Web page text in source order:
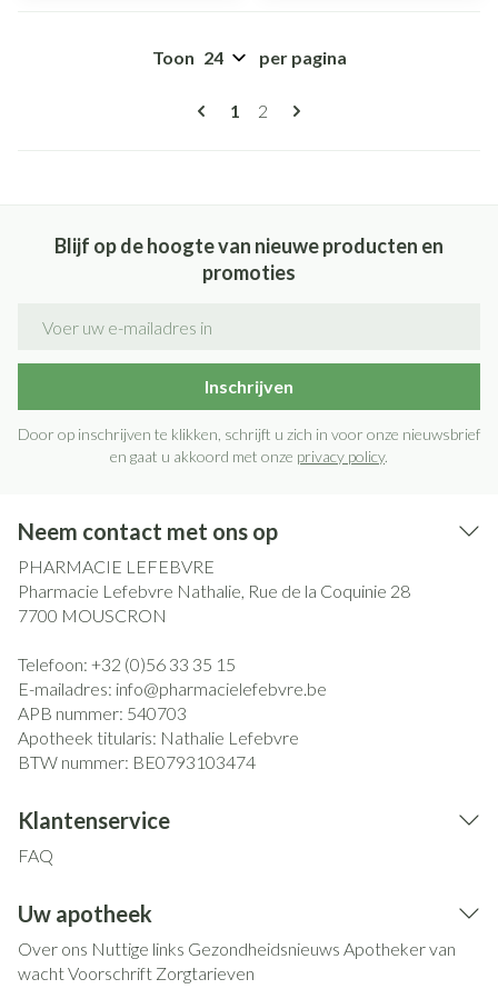
Pagina's
U lees momenteel pagina
1 Pagina
2
Toon per pagina
Blijf op de hoogte van nieuwe producten en
promoties
Inschrijven
Door op inschrijven te klikken, schrijft u zich in voor onze nieuwsbrief
en gaat u akkoord met onze privacy policy.
Neem contact met ons op
PHARMACIE LEFEBVRE
Pharmacie Lefebvre Nathalie, Rue de la Coquinie 28
7700 MOUSCRON
Telefoon: +32 (0)56 33 35 15
E-mailadres: info@pharmacielefebvre.be
APB nummer: 540703
Apotheek titularis: Nathalie Lefebvre
BTW nummer: BE0793103474
Klantenservice
FAQ
Uw apotheek
Over ons Nuttige links Gezondheidsnieuws Apotheker van
wachtVoorschrift Zorgtarieven